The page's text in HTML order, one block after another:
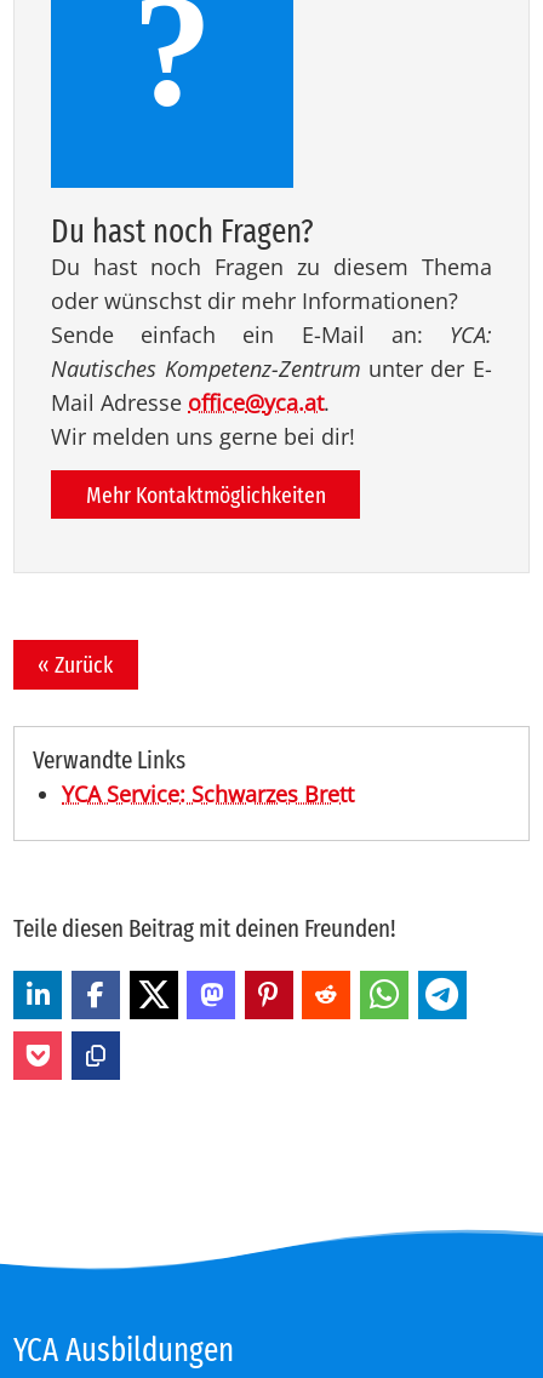
?
Du hast noch Fra­gen?
Du hast noch Fragen zu diesem Thema
oder wünschst dir mehr Informationen?
Sende einfach ein E-Mail an: YCA:
Nautisches Kompetenz-Zentrum unter der E-
Mail Adresse office@yca.at.
Wir melden uns gerne bei dir!
Mehr Kontaktmöglichkeiten
« Zurück
Verwandte Links
YCA Service: Schwarzes Brett
Teile diesen Beitrag mit deinen Freunden!
YCA Aus­bil­dun­gen